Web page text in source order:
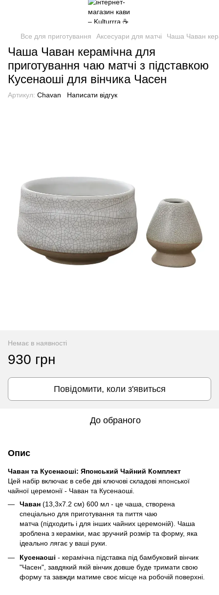
Все для приготування Аксесуари для матчі Чаша Чаван
Чаша Чаван керамічна для
приготування чаю матчі з підставкою
Кусенаоші для вінчика Часен
Артикул: Chavan Написати відгук
Немає в наявності
930 грн
Повідомити, коли з'явиться
До обраного
Опис
Чаван та Кусенаоші: Японський Чайний Комплект
Цей набір включає в себе дві ключові складові японської
чайної церемонії - Чаван та Кусенаоші.
Чаван (13,3x7.2 см) 600 мл - це чаша, створена
спеціально для приготування та пиття чаю
матча (підходить і для інших чайних церемоній). Чаша
зроблена з кераміки, має зручний розмір та форму, яка
ідеально лягає у ваші руки.
Кусенаоші - керамічна підставка під бамбуковий вінчик
"Часен", завдякий якій вінчик довше буде тримати свою
форму та завжди матиме своє місце на робочій поверхні.